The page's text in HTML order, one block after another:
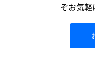
ぞお気軽